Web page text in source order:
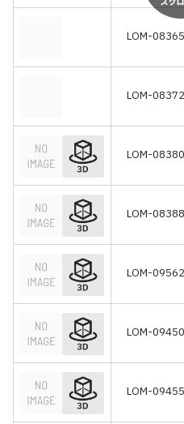
LOM-
LOM-
LOM-
LOM-
LOM-
LOM-
LOM-